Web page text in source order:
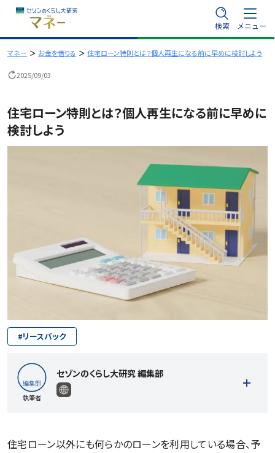
容
を
プ
検索 メニュー
マネー お金を借りる 住宅ローン特則とは？個人再生になる前に早めに検討しよう
2025/09/03
住宅ローン特則とは？個人再生になる前に早めに
検討しよう
#リースバック
執筆者
セゾンのくらし大研究 編集部
住宅ローン以外にも何らかのローンを利用している場合、予